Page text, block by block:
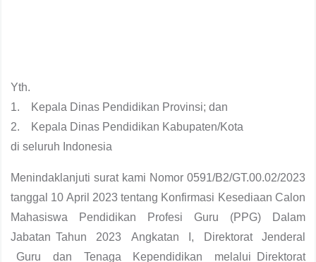
Yth.
1. Kepala Dinas Pendidikan Provinsi; dan
2. Kepala Dinas Pendidikan Kabupaten/Kota
di seluruh Indonesia
Menindaklanjuti surat kami Nomor 0591/B2/GT.00.02/2023
tanggal 10 April 2023 tentang Konfirmasi Kesediaan Calon
Mahasiswa Pendidikan Profesi Guru (PPG) Dalam
Jabatan Tahun 2023 Angkatan I, Direktorat Jenderal
Guru dan Tenaga Kependidikan melalui Direktorat